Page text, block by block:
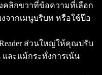
คลิกขวาที่ข้อความที่เลือก
จากเมนูบริบท หรือใช้ป๊อ
ส่วนใหญ่ให้คุณปรับ
และแม้กระทั่งการเน้น